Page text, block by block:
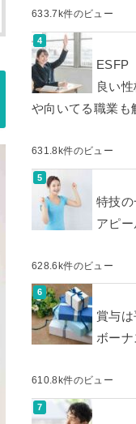
633.7k件のビュー
ESFP
良い
や向いてる職業も
631.8k件のビュー
特技
アピ
628.6k件のビュー
賞与
ボーナ
610.8k件のビュー